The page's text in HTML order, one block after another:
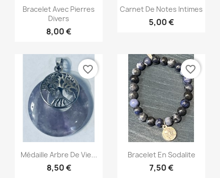
Aperçu rapide
Bracelet Avec Pierres
Divers
8,00 €
Aperçu rapide
Carnet De Notes Intimes
5,00 €
Aperçu rapide
Médaille Arbre De Vie...
8,50 €
favorite_border
Aperçu rapide
Bracelet En Sodalite
7,50 €
favorite_border